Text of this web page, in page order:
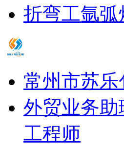
折弯工氩弧
常州市苏
外贸业务
工程师